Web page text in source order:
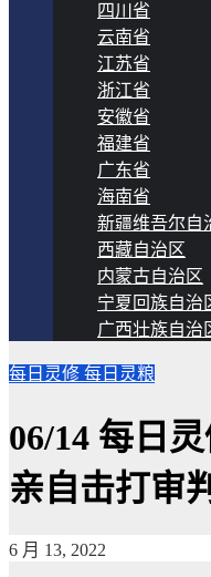
四川省
云南省
江苏省
浙江省
安徽省
福建省
广东省
海南省
新疆维吾尔自
西藏自治区
内蒙古自治区
宁夏回族自治
广西壮族自治
每日灵修 每日灵粮
06/14 每日
亲自击打审
6 月 13, 2022